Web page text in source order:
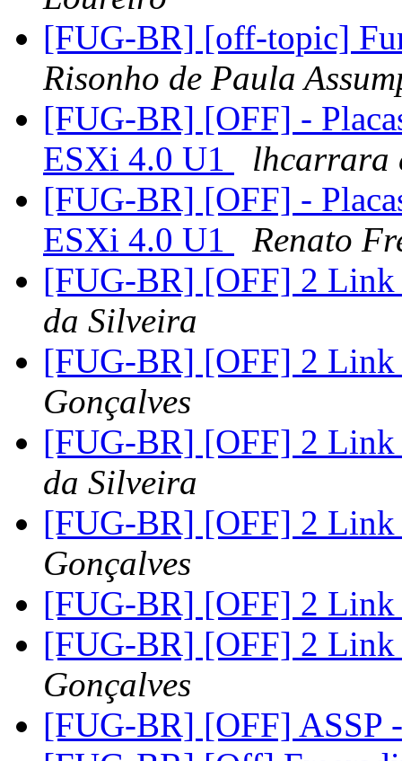
[FUG-BR] [off-topic]
Risonho de Paula
[FUG-BR] [OFF] -
ESXi 4.0 U1
lhcarrara
[FUG-BR] [OFF] -
ESXi 4.0 U1
Renato
[FUG-BR] [OFF] 2
da Silveira
[FUG-BR] [OFF] 2
Gonçalves
[FUG-BR] [OFF] 2
da Silveira
[FUG-BR] [OFF] 2
Gonçalves
[FUG-BR] [OFF] 2
[FUG-BR] [OFF] 2
Gonçalves
[FUG-BR] [OFF] ASSP